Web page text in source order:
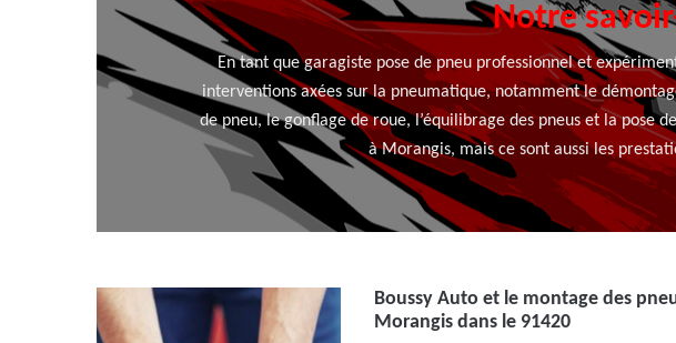
Notre
En tant que garagiste pose de pneu professionnel et
interventions axées sur la pneumatique, notamment le
de pneu, le gonflage de roue, l’équilibrage des pneus et la pose
à Morangis, mais ce sont aussi les
Boussy Auto et le montage des
Morangis dans le 91420